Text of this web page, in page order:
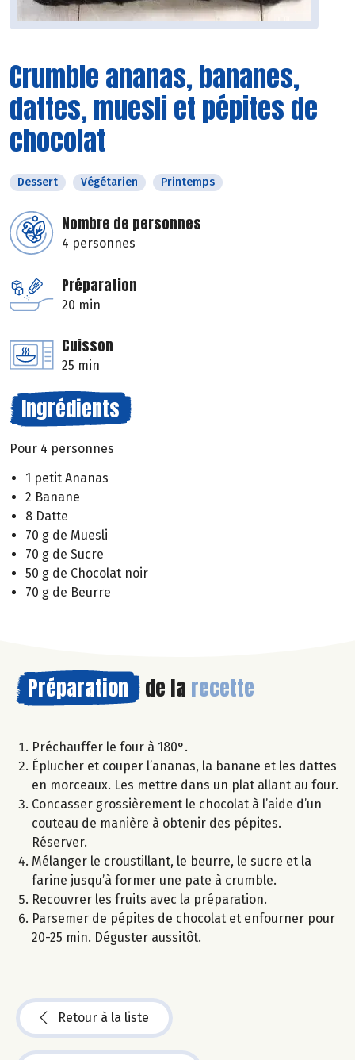
Crumble ananas, bananes,
dattes, muesli et pépites de
chocolat
Dessert Végétarien Printemps
Nombre de personnes
4 personnes
Préparation
20 min
Cuisson
25 min
Ingrédients
Pour 4 personnes
1 petit Ananas
2 Banane
8 Datte
70 g de Muesli
70 g de Sucre
50 g de Chocolat noir
70 g de Beurre
Préparation de la recette
Préchauffer le four à 180°.
Éplucher et couper l’ananas, la banane et les dattes
en morceaux. Les mettre dans un plat allant au four.
Concasser grossièrement le chocolat à l’aide d’un
couteau de manière à obtenir des pépites.
Réserver.
Mélanger le croustillant, le beurre, le sucre et la
farine jusqu’à former une pate à crumble.
Recouvrer les fruits avec la préparation.
Parsemer de pépites de chocolat et enfourner pour
20-25 min. Déguster aussitôt.
Retour à la liste